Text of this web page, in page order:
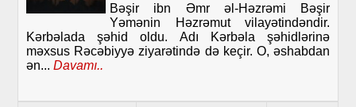
Bəşir ibn Əmr əl-Həzrəmi Bəşir
Yəmənin Həzrəmut vilayətindəndir.
Kərbəlada şəhid oldu. Adı Kərbəla şəhidlərinə
məxsus Rəcəbiyyə ziyarətində də keçir. O, əshabdan
ən... Davamı..